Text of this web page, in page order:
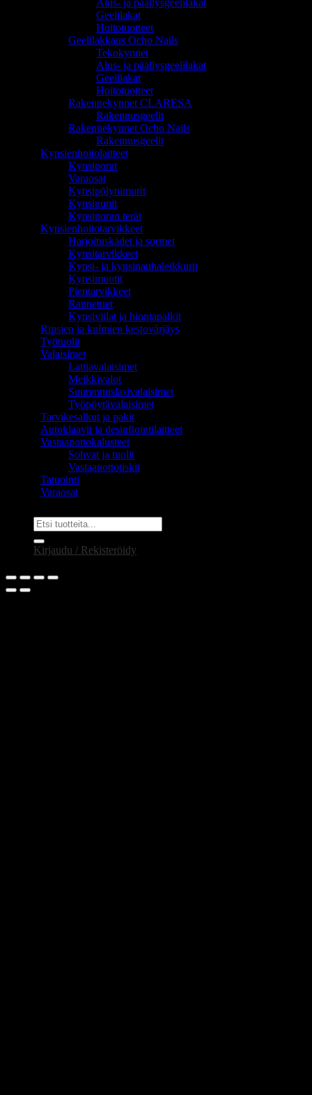
Alus- ja päällysgeelilakat
Geelilakat
Hoitotuotteet
Geelilakkaus Ocho Nails
Tekokynnet
Alus- ja päällysgeelilakat
Geelilakat
Hoitotuotteet
Rakennekynnet CLARESA
Rakennusgeelit
Rakennekynnet Ocho Nails
Rakennusgeelit
Kynsienhoitolaitteet
Kynsiporat
Varaosat
Kynsipölynimurit
Kynsiuunit
Kynsiporan terät
Kynsienhoitotarvikkeet
Harjoituskädet ja sormet
Kynsitarvikkeet
Kynsi- ja kynsinauhaleikkurit
Kynsimuotit
Pientarvikkeet
Rannetuet
Kynsiviilat ja hiontapalkit
Ripsien ja kulmien kestovärjäys
Työtuolit
Valaisimet
Lattiavalaisimet
Meikkivalot
Suurennuslasivalaisimet
Työpöytävalaisimet
Tarvikesalkut ja pakit
Autoklaavit ja desinfiointilaitteet
Vastaanottokalusteet
Sohvat ja tuolit
Vastaanottotiskit
Tatuointi
Varaosat
Etsi:
Kirjaudu / Rekisteröidy